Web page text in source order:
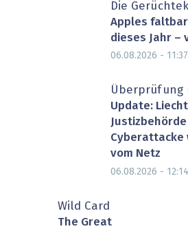
Die
Apples
dieses Jahr –
06.08.2026 - 11:37
Überprüfung
Update:
Cyberattacke
vom Netz
06.08.2026 - 12:14
Wild Card
The Great